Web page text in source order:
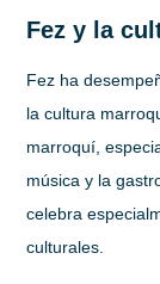
Fez y la
Fez ha
la cultura
marroquí,
música y la
celebra
culturales.